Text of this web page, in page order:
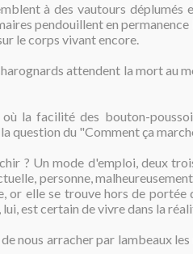
à des vautours déplumés
pendouillent en permanence
le corps vivant encore.
attendent la mort au
la facilité des bouton-
question du "Comment ça
? Un mode d'emploi, deux
personne,
or elle se trouve hors de portée
est certain de vivre dans la
nous arracher par lambeaux